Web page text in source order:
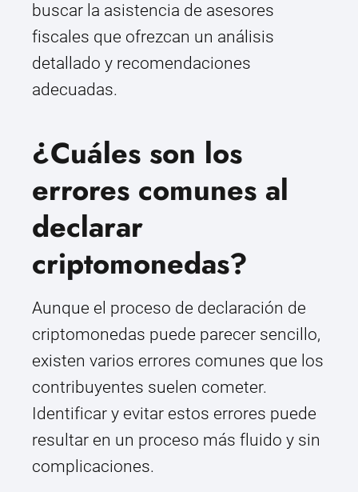
buscar la asistencia de asesores
fiscales que ofrezcan un análisis
detallado y recomendaciones
adecuadas.
¿Cuáles son los
errores comunes al
declarar
criptomonedas?
Aunque el proceso de declaración de
criptomonedas puede parecer sencillo,
existen varios errores comunes que los
contribuyentes suelen cometer.
Identificar y evitar estos errores puede
resultar en un proceso más fluido y sin
complicaciones.